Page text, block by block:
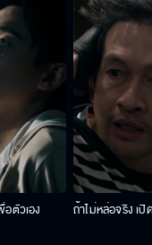
ตัวเอง ถ้าไม่หล่อจริง เปิ